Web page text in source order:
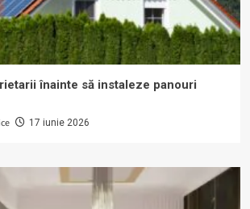
înainte să instaleze panouri
17 iunie 2026